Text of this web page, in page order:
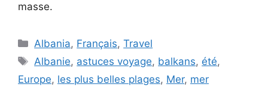
masse.
Catégories
Albania, Français,Travel
Étiquettes
Albanie, astuces voyage, balkans, été,
Europe, les plus belles plages, Mer, mer